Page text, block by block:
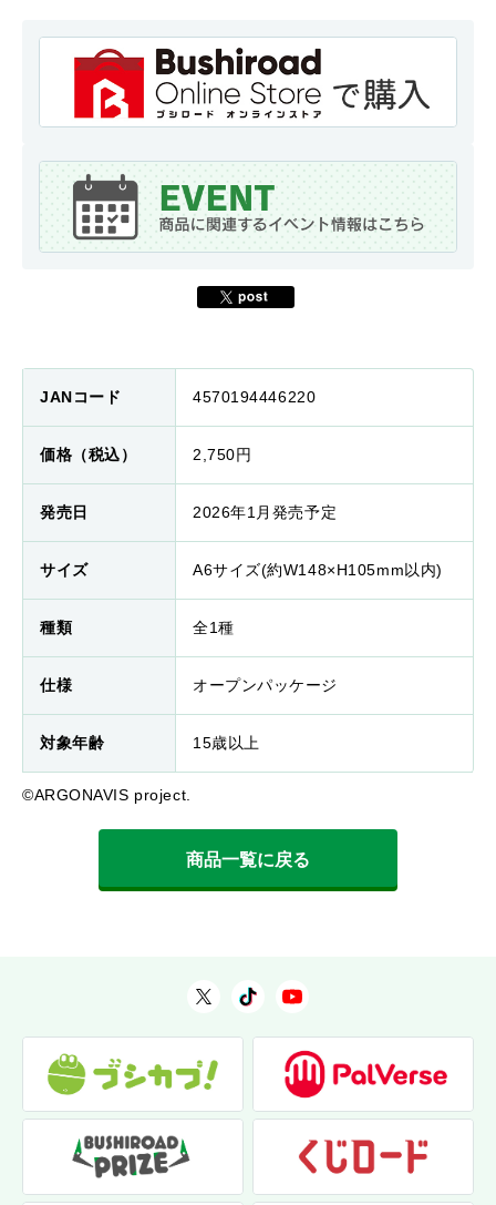
JANコード 4570194446220
価格（税込） 2,750円
発売日 2026年1月発売予定
サイズ A6サイズ(約W148×H105mm以内)
種類 全1種
仕様 オープンパッケージ
対象年齢 15歳以上
©ARGONAVIS project.
商品一覧に戻る